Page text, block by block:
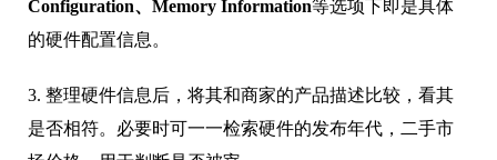
Configuration、Memory Information等选项下即是具体
的硬件配置信息。
3. 整理硬件信息后，将其和商家的产品描述比较，看其
是否相符。必要时可一一检索硬件的发布年代，二手市